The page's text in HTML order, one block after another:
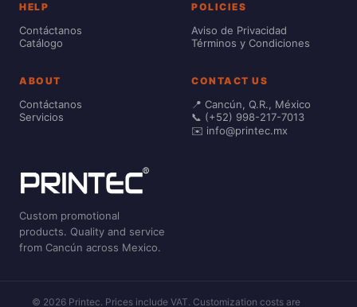
HELP
Contáctanos
Catálogo
POLICIES
Aviso de Privacidad
Términos y Condiciones
ABOUT
Contáctanos
Servicios
CONTACT US
📍 Cancún, Q.R., México
📞 (+52) 998-217-7013
✉️ info@printec.mx
Custom promotional
products. Quality and service
from Cancún across Mexico.
© 2026 Printec. Prices include VAT. Customization costs are